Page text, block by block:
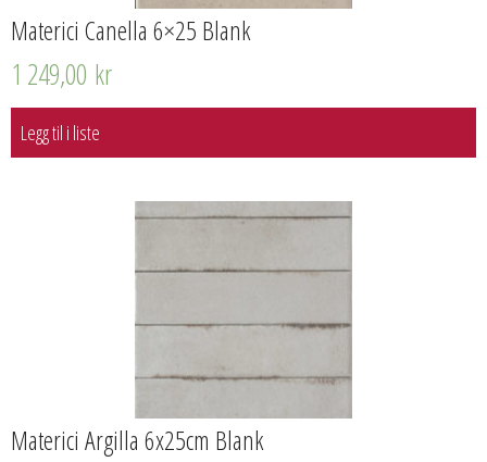
Materici Canella 6×25 Blank
1 249,00 kr
Legg til i liste
Materici Argilla 6x25cm Blank